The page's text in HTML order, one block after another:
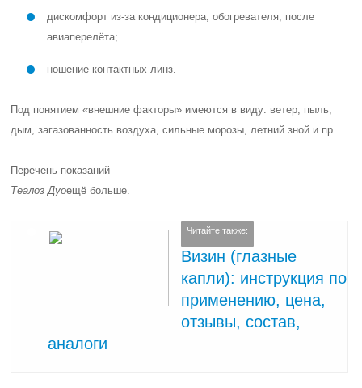
дискомфорт из-за кондиционера, обогревателя, после
авиаперелёта;
ношение контактных линз.
Под понятием «внешние факторы» имеются в виду: ветер, пыль,
дым, загазованность воздуха, сильные морозы, летний зной и пр.
Перечень показаний
Теалоз Дуоещё больше.
Читайте также:
Визин (глазные
капли): инструкция по
применению, цена,
отзывы, состав,
аналоги